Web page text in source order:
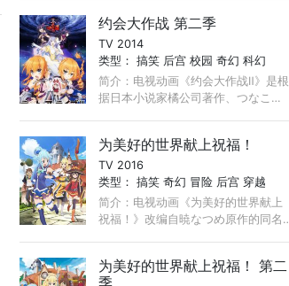
为「出包王女」在「周刊少年Jump」
...
约会大作战 第二季
TV 2014
类型：搞笑 后宫 校园 奇幻 科幻
简介：电视动画《约会大作战Ⅱ》是根
据日本小说家橘公司著作、つなこ
期作品。 ...
为美好的世界献上祝福！
TV 2016
类型：搞笑 奇幻 冒险 后宫 穿越
简介：电视动画《为美好的世界献上
祝福！》改编自暁なつめ原作的同名
闭幕……本该是这样，但当他醒来之
为美好的世界献上祝福！ 第二
季